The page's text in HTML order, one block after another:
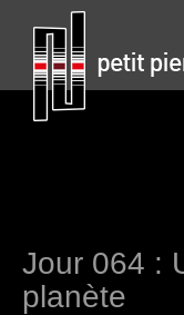
Jour 064 :
planète